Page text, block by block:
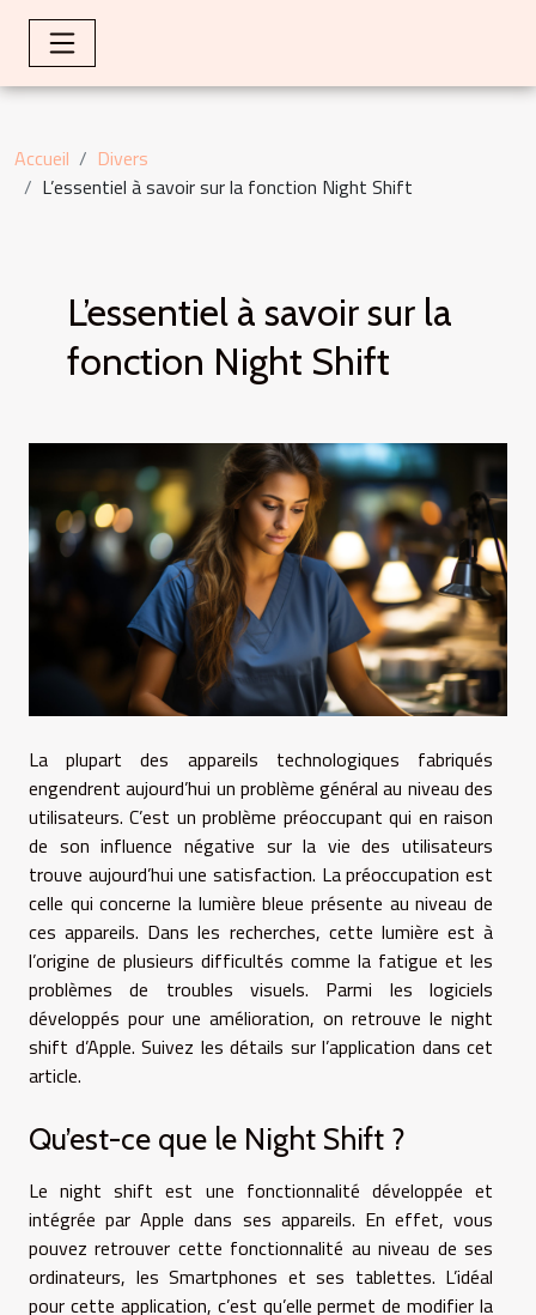
Accueil
Divers
L’essentiel à savoir sur la fonction Night Shift
L’essentiel à savoir sur la
fonction Night Shift
La plupart des appareils technologiques fabriqués
engendrent aujourd’hui un problème général au niveau des
utilisateurs. C’est un problème préoccupant qui en raison
de son influence négative sur la vie des utilisateurs
trouve aujourd’hui une satisfaction. La préoccupation est
celle qui concerne la lumière bleue présente au niveau de
ces appareils. Dans les recherches, cette lumière est à
l’origine de plusieurs difficultés comme la fatigue et les
problèmes de troubles visuels. Parmi les logiciels
développés pour une amélioration, on retrouve le night
shift d’Apple. Suivez les détails sur l’application dans cet
article.
Qu’est-ce que le Night Shift ?
Le night shift est une fonctionnalité développée et
intégrée par Apple dans ses appareils. En effet, vous
pouvez retrouver cette fonctionnalité au niveau de ses
ordinateurs, les Smartphones et ses tablettes. L’idéal
pour cette application, c’est qu’elle permet de modifier la